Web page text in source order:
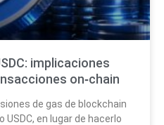
implicaciones
on‑chain
de gas de blockchain
en lugar de hacerlo